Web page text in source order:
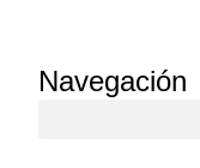
Navegación